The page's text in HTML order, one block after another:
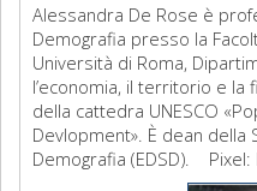
Alessandra De Rose è
Demografia presso la
Università di Roma,
l’economia, il territorio e la
della cattedra UNESCO
Devlopment». È dean
Demografia (EDSD). Pixel: